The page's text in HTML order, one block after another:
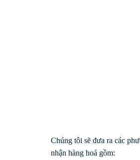
Chúng tôi sẽ đưa ra các
nhận hàng hoá gồm: